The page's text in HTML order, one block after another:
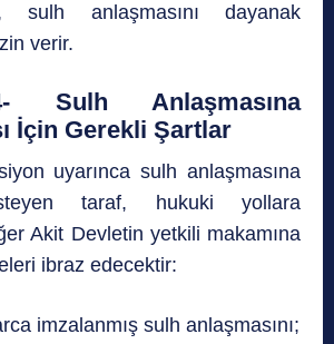
sulh anlaşmasını dayanak
verir.
Sulh Anlaşmasına
İçin Gerekli Şartlar
uyarınca sulh anlaşmasına
taraf, hukuki yollara
Akit Devletin yetkili makamına
ibraz edecektir:
imzalanmış sulh anlaşmasını;